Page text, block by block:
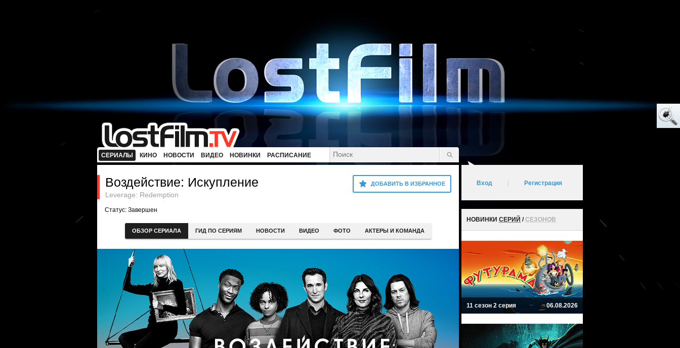
СЕРИАЛЫ КИНО НОВОСТИ ВИДЕО НОВИНКИ РАСПИСАНИЕ
ДОБАВИТЬ В ИЗБРАННОЕ
Воздействие: Искупление
Leverage: Redemption
Статус: Завершен
ОБЗОР СЕРИАЛА ГИД ПО СЕРИЯМ НОВОСТИ ВИДЕО ФОТО АКТЕРЫ И КОМАНДА
Вход Регистрация
НОВИНКИ СЕРИЙ /СЕЗОНОВ
11 сезон 2 серия 06.08.2026